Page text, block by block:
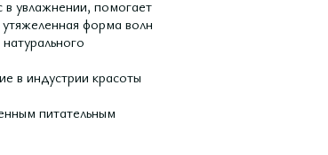
увлажнении, помогает
форма волн
в индустрии красоты
питательным